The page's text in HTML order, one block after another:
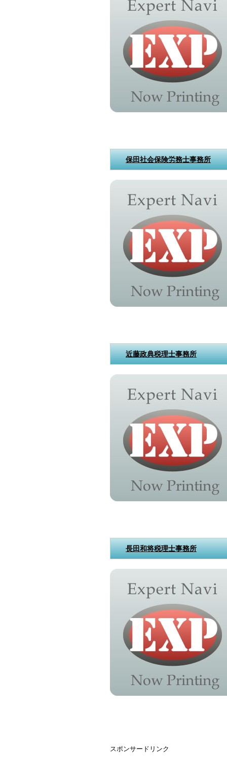
保田社会保険労務士事務所
近藤政典税理士事務所
長田和将税理士事務所
スポンサードリンク